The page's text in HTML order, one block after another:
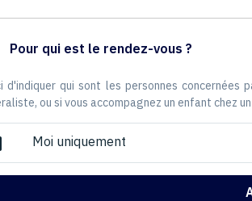
Pour qui est le rendez-vous ?
d'indiquer qui sont les personnes concernées
ou si vous accompagnez un enfant chez
Moi uniquement